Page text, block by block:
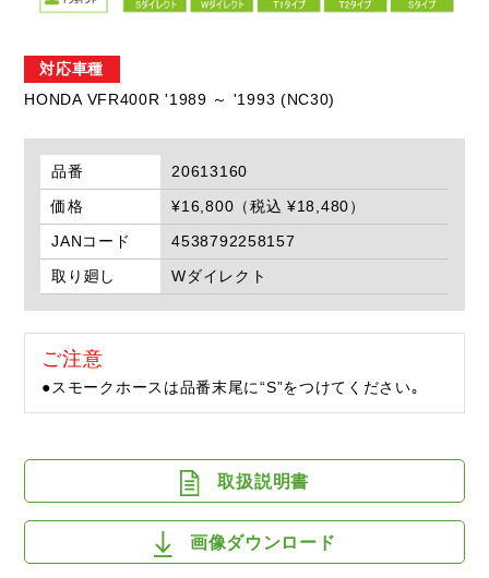
対応車種
HONDA VFR400R '1989 ～ '1993 (NC30)
品番
20613160
価格
¥16,800（税込 ¥18,480）
JANコード
4538792258157
取り廻し
Wダイレクト
ご注意
●スモークホースは品番末尾に“S”をつけてください｡
取扱説明書
画像ダウンロード